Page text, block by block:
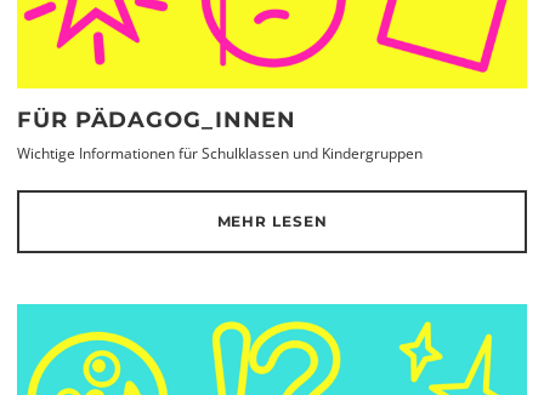
FÜR PÄDAGOG_INNEN
Wichtige Informationen für Schulklassen und Kindergruppen
MEHR LESEN